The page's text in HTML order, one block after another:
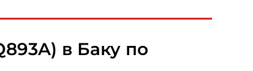
в Баку по